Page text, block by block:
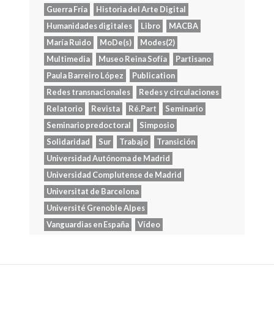
Guerra Fría
Historia del Arte Digital
Humanidades digitales
Libro
MACBA
María Ruido
MoDe(s)
Modes(2)
Multimedia
Museo Reina Sofía
Partisano
Paula Barreiro López
Publication
Redes transnacionales
Redes y circulaciones
Relatorio
Revista Ré.Part
Seminario
Seminario predoctoral
Simposio
Solidaridad
Sur Trabajo
Transición
Universidad Autónoma de Madrid
Universidad Complutense de Madrid
Universitat de Barcelona
Université Grenoble Alpes
Vanguardias en España
Vídeo